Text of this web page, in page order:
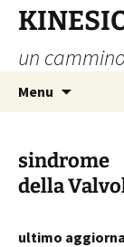
contenuto
un
Menu
sindrome
della
ultimo